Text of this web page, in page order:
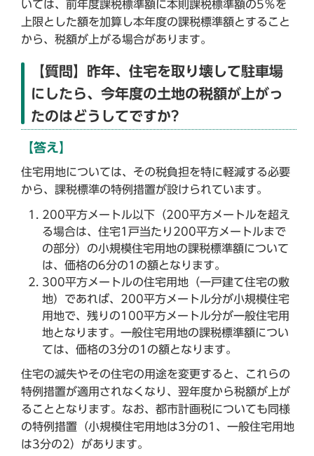
いては、前年度課税標準額に本則課税標準額の5％を
上限とした額を加算し本年度の課税標準額とすること
から、税額が上がる場合があります。
【質問】昨年、住宅を取り壊して駐車場
にしたら、今年度の土地の税額が上がっ
たのはどうしてですか?
【答え】
住宅用地については、その税負担を特に軽減する必要
から、課税標準の特例措置が設けられています。
200平方メートル以下（200平方メートルを超え
る場合は、住宅1戸当たり200平方メートルまで
の部分）の小規模住宅用地の課税標準額について
は、価格の6分の1の額となります。
300平方メートルの住宅用地（一戸建て住宅の敷
地）であれば、200平方メートル分が小規模住宅
用地で、残りの100平方メートル分が一般住宅用
地となります。一般住宅用地の課税標準額につい
ては、価格の3分の1の額となります。
住宅の滅失やその住宅の用途を変更すると、これらの
特例措置が適用されなくなり、翌年度から税額が上が
ることとなります。なお、都市計画税についても同様
の特例措置（小規模住宅用地は3分の1、一般住宅用地
は3分の2）があります。